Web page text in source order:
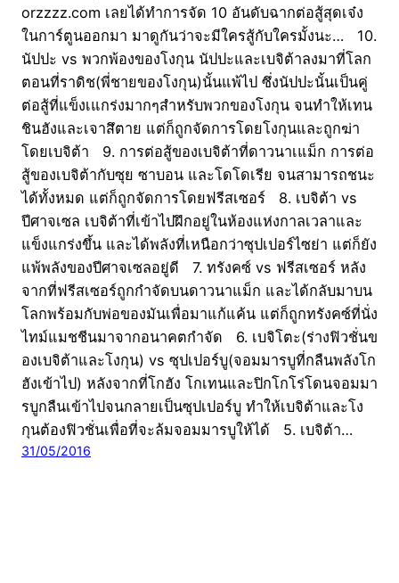
orzzzz.com เลยได้ทำการจัด 10 อันดับฉากต่อสู้สุดเจ๋ง
ในการ์ตูนออกมา มาดูกันว่าจะมีใครสู้กับใครมั้งนะ… 10.
นัปปะ vs พวกพ้องของโงกุน นัปปะและเบจิต้าลงมาที่โลก
ตอนที่ราดิช(พี่ชายของโงกุน)นั้นแพ้ไป ซึ่งนัปปะนั้นเป็นคู่
ต่อสู้ที่แข็งเแกร่งมากๆสำหรับพวกของโงกุน จนทำให้เทน
ชินฮังและเจาสึตาย แต่ก็ถูกจัดการโดยโงกุนและถูกฆ่า
โดยเบจิต้า 9. การต่อสู้ของเบจิต้าที่ดาวนาเแม็ก การต่อ
สู้ของเบจิต้ากับซุย ซาบอน และโดโดเรีย จนสามารถชนะ
ได้ทั้งหมด แต่ก็ถูกจัดการโดยฟรีสเซอร์ 8. เบจิต้า vs
ปีศาจเซล เบจิต้าที่เข้าไปฝึกอยู่ในห้องแห่งกาลเวลาและ
แข็งแกร่งขึ้น และได้พลังที่เหนือกว่าซุปเปอร์ไซย่า แต่ก็ยัง
แพ้พลังของปีศาจเซลอยู่ดี 7. ทรังคซ์ vs ฟรีสเซอร์ หลัง
จากที่ฟรีสเซอร์ถูกกำจัดบนดาวนาแม็ก และได้กลับมาบน
โลกพร้อมกับพ่อของมันเพื่อมาแก้แค้น แต่ก็ถูกทรังคซ์ที่นั่ง
ไทม์แมชชีนมาจากอนาคตกำจัด 6. เบจิโตะ(ร่างฟิวชั่นข
องเบจิต้าและโงกุน) vs ซุปเปอร์บู(จอมมารบูที่กลืนพลังโก
ฮังเข้าไป) หลังจากที่โกฮัง โกเทนและปิกโกโร่โดนจอมมา
รบูกลืนเข้าไปจนกลายเป็นซุปเปอร์บู ทำให้เบจิต้าและโง
กุนต้องฟิวชั่นเพื่อที่จะล้มจอมมารบูให้ได้ 5. เบจิต้า…
31/05/2016